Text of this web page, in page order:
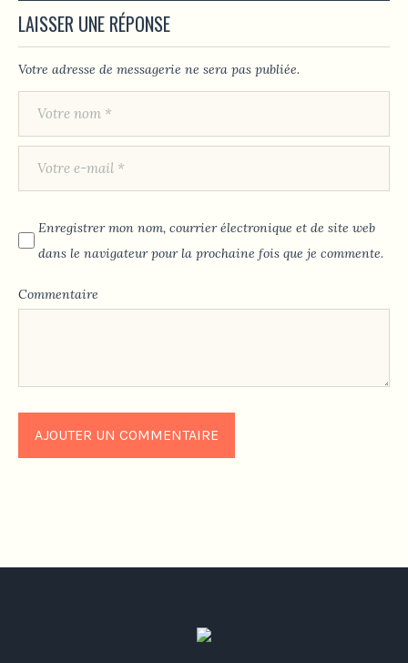
LAISSER UNE RÉPONSE
Votre adresse de messagerie ne sera pas publiée.
Enregistrer mon nom, courrier électronique et de site web
dans le navigateur pour la prochaine fois que je commente.
Commentaire